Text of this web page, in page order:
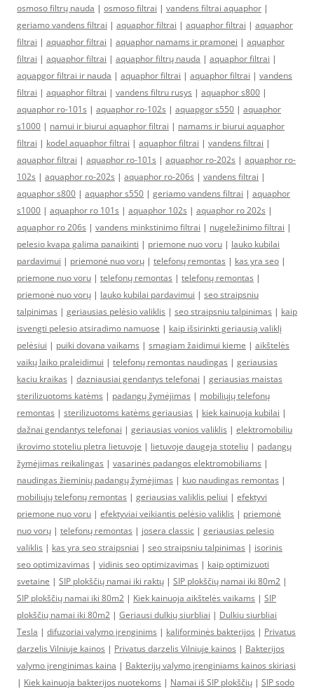
osmoso filtrų nauda | osmoso filtrai | vandens filtrai aquaphor |
geriamo vandens filtrai | aquaphor filtrai | aquaphor filtrai | aquaphor
filtrai | aquaphor filtrai | aquaphor namams ir pramonei | aquaphor
filtrai | aquaphor filtrai | aquaphor filtrų nauda | aquaphor filtrai |
aquapgor filtrai ir nauda | aquaphor filtrai | aquaphor filtrai | vandens
filtrai | aquaphor filtrai | vandens filtru rusys | aquaphor s800 |
aquaphor ro-101s | aquaphor ro-102s | aquapgor s550 | aquaphor
s1000 | namui ir biurui aquaphor filtrai | namams ir biurui aquaphor
filtrai | kodel aquaphor filtrai | aquaphor filtrai | vandens filtrai |
aquaphor filtrai | aquaphor ro-101s | aquaphor ro-202s | aquaphor ro-
102s | aquaphor ro-202s | aquaphor ro-206s | vandens filtrai |
aquaphor s800 | aquaphor s550 | geriamo vandens filtrai | aquaphor
s1000 | aquaphor ro 101s | aquaphor 102s | aquaphor ro 202s |
aquaphor ro 206s | vandens minkstinimo filtrai | nugeležinimo filtrai |
pelesio kvapa galima panaikinti | priemone nuo voru | lauko kubilai
pardavimui | priemonė nuo vorų | telefonų remontas | kas yra seo |
priemone nuo voru | telefonų remontas | telefonų remontas |
priemonė nuo vorų | lauko kubilai pardavimui | seo straipsniu
talpinimas | geriausias pelėsio valiklis | seo straipsniu talpinimas | kaip
isvengti pelesio atsiradimo namuose | kaip išsirinkti geriausią valiklį
pelėsiui | puiki dovana vaikams | smagiam žaidimui kieme | aikštelės
vaikų laiko praleidimui | telefonų remontas naudingas | geriausias
kaciu kraikas | dazniausiai gendantys telefonai | geriausias maistas
sterilizuotoms katėms | padangų žymėjimas | mobiliųjų telefonų
remontas | sterilizuotoms katėms geriausias | kiek kainuoja kubilai |
dažnai gendantys telefonai | geriausias vonios valiklis | elektromobiliu
ikrovimo stoteliu pletra lietuvoje | lietuvoje daugeja stoteliu | padangų
žymėjimas reikalingas | vasarinės padangos elektromobiliams |
naudingas žieminių padangų žymėjimas | kuo naudingas remontas |
mobiliųjų telefonų remontas | geriausias valiklis peliui | efektyvi
priemone nuo voru | efektyviai veikiantis pelėsio valiklis | priemonė
nuo vorų | telefonų remontas | josera classic | geriausias pelesio
valiklis | kas yra seo straipsniai | seo straipsniu talpinimas | isorinis
seo optimizavimas | vidinis seo optimizavimas | kaip optimizuoti
svetaine | SIP plokščių namai iki raktų | SIP plokščių namai iki 80m2 |
SIP plokščių namai iki 80m2 | Kiek kainuoja aikštelės vaikams | SIP
plokščių namai iki 80m2 | Geriausi dulkių siurbliai | Dulkiu siurbliai
Tesla | difuzoriai valymo įrenginims | kaliforminės bakterijos | Privatus
darzelis Vilniuje kainos | Privatus darzelis Vilniuje kainos | Bakterijos
valymo įrenginimas kaina | Bakterijų valymo įrenginiams kainos skiriasi
| Kiek kainuoja bakterijos nuotekoms | Namai iš SIP plokščių | SIP sodo